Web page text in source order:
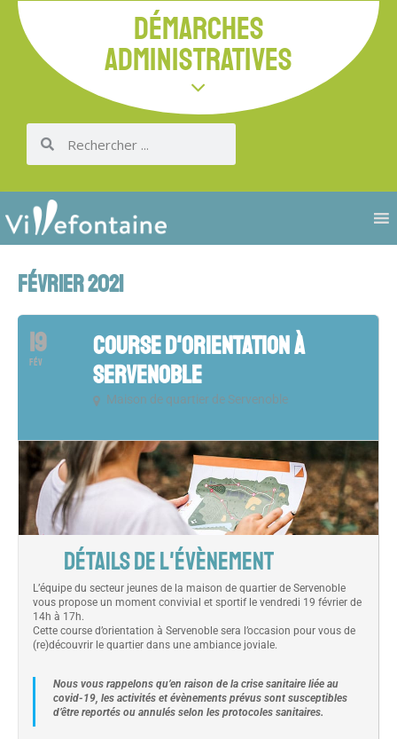
DÉMARCHES
ADMINISTRATIVES
FÉVRIER 2021
19
FÉV
COURSE D'ORIENTATION À
SERVENOBLE
Maison de quartier de Servenoble
DÉTAILS DE L'ÉVÈNEMENT
L’équipe du secteur jeunes de la maison de quartier de Servenoble
vous propose un moment convivial et sportif le vendredi 19 février de
14h à 17h.
Cette course d’orientation à Servenoble sera l’occasion pour vous de
(re)découvrir le quartier dans une ambiance joviale.
Nous vous rappelons qu’en raison de la crise sanitaire liée au
covid-19, les activités et évènements prévus sont susceptibles
d’être reportés ou annulés selon les protocoles sanitaires.